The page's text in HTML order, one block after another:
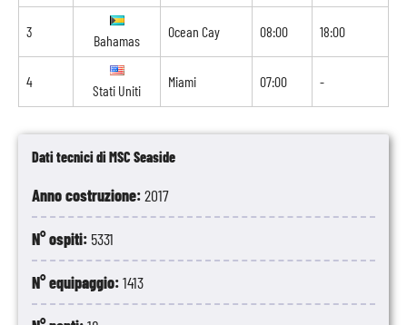
Dati tecnici di MSC Seaside
Anno costruzione:2017
N° ospiti: 5331
N° equipaggio:1413
3
Bahamas
Ocean Cay 08:00 18:00
4
Stati Uniti
Miami 07:00 -